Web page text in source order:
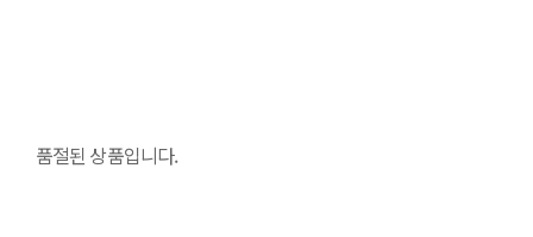
품절된 상품입니다.